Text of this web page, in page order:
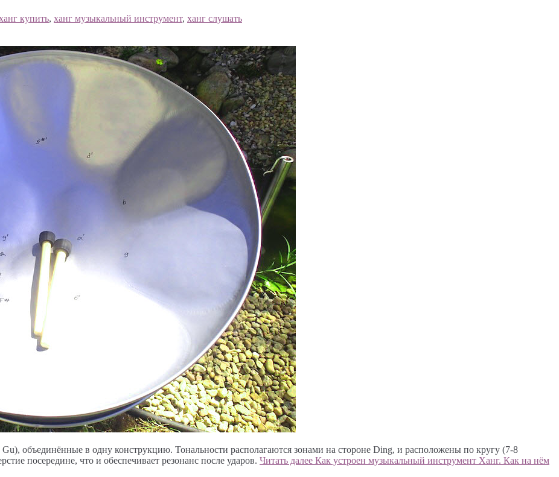
купить, ханг музыкальный инструмент, ханг слушать
объединённые в одну конструкцию. Тональности располагаются зонами на стороне Ding, и расположены по кругу (7-8
посередине, что и обеспечивает резонанс после ударов. Читать далее Как устроен музыкальный инструмент Ханг. Как на нём